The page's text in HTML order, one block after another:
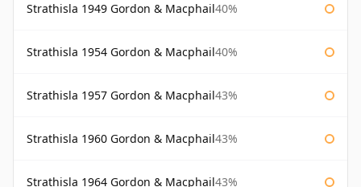
Strathisla 1949 Gordon & Macphail40%
Strathisla 1954 Gordon & Macphail40%
Strathisla 1957 Gordon & Macphail43%
Strathisla 1960 Gordon & Macphail43%
Strathisla 1964 Gordon & Macphail43%